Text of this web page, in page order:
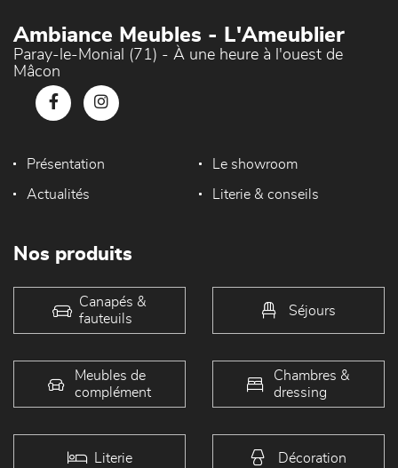
Ambiance Meubles - L'Ameublier
Paray-le-Monial (71) - À une heure à l'ouest de
Mâcon
Présentation Le showroom
Actualités Literie & conseils
Nos produits
Canapés &
fauteuils
Séjours
Meubles de
complément
Chambres &
dressing
Literie Décoration